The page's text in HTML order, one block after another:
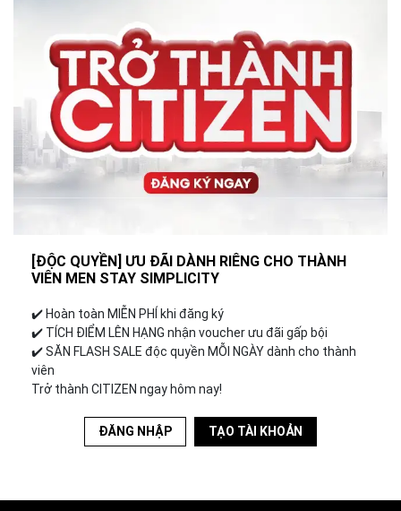
[ĐỘC QUYỀN] ƯU ĐÃI DÀNH RIÊNG CHO THÀNH
VIÊN MEN STAY SIMPLICITY
✔️︎ Hoàn toàn MIỄN PHÍ khi đăng ký
✔️︎ TÍCH ĐIỂM LÊN HẠNG nhận voucher ưu đãi gấp bội
✔️︎ SĂN FLASH SALE độc quyền MỖI NGÀY dành cho thành
viên
Trở thành CITIZEN ngay hôm nay!
ĐĂNG NHẬP TẠO TÀI KHOẢN